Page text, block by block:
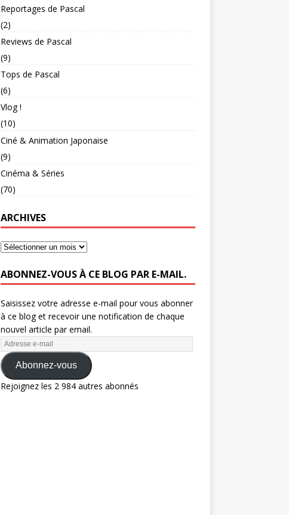
Reportages de Pascal
(2)
Reviews de Pascal
(9)
Tops de Pascal
(6)
Vlog !
(10)
Ciné & Animation Japonaise
(9)
Cinéma & Séries
(70)
ARCHIVES
ABONNEZ-VOUS À CE BLOG PAR E-MAIL.
Saisissez votre adresse e-mail pour vous abonner
à ce blog et recevoir une notification de chaque
nouvel article par email.
Abonnez-vous
Rejoignez les 2 984 autres abonnés